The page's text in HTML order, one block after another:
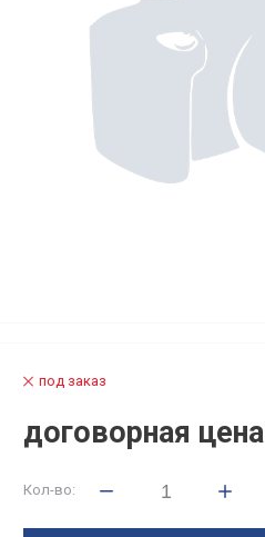
под заказ
договорная цена
Кол-во: